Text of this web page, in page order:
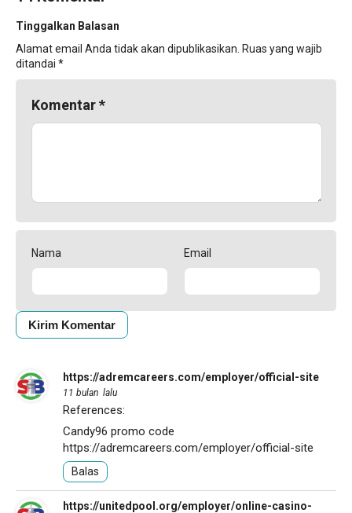
Tinggalkan Balasan
Alamat email Anda tidak akan dipublikasikan. Ruas yang wajib
ditandai *
Komentar*
Nama Email
https://adremcareers.com/employer/official-site
11 bulan lalu
References:
Candy96 promo code
https://adremcareers.com/employer/official-site
Balas
https://unitedpool.org/employer/online-casino-